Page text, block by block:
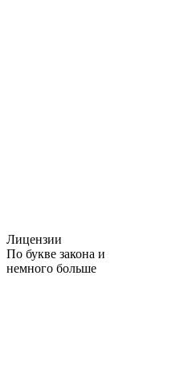
Лицензии
По букве закона и
немного больше